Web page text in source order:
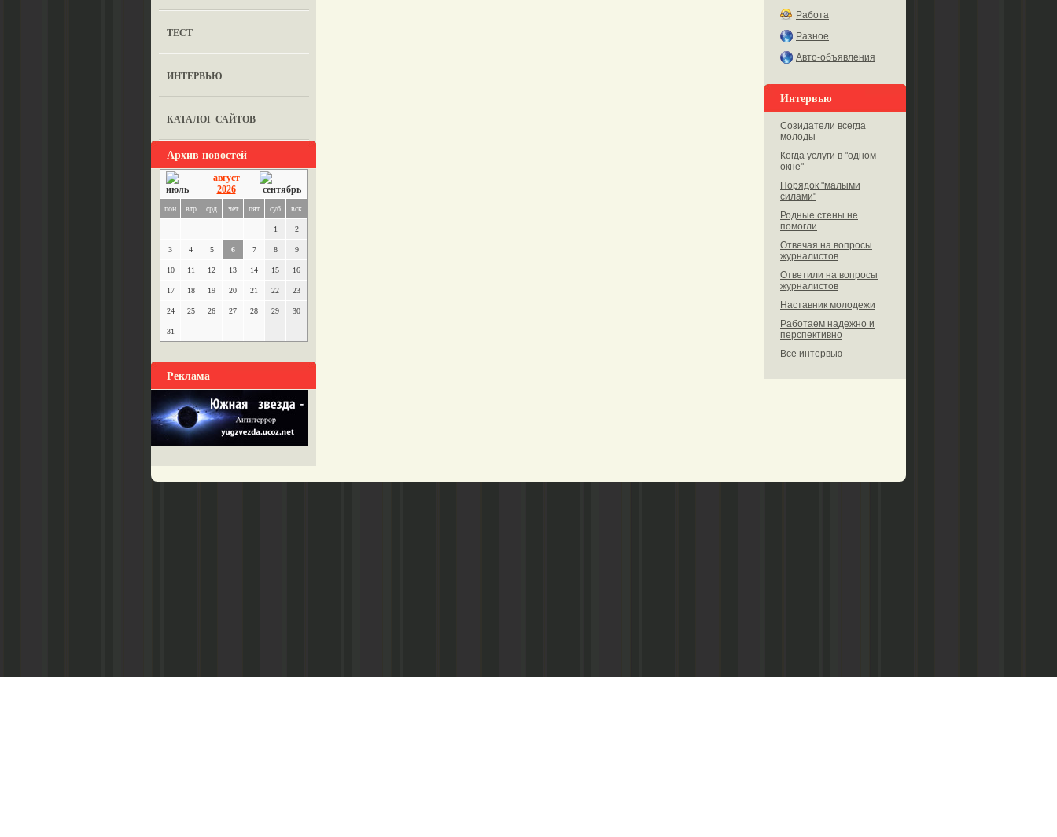
ТЕСТ
ИНТЕРВЬЮ
КАТАЛОГ САЙТОВ
Архив новостей
август
2026
пон втр срд чет пят суб вск
1 2
3 4 5 6 7 8 9
10 11 12 13 14 15 16
17 18 19 20 21 22 23
24 25 26 27 28 29 30
31
Реклама
Работа
Разное
Авто-объявления
Интервью
Созидатели всегда
молоды
Когда услуги в "одном
окне"
Порядок "малыми
силами"
Родные стены не
помогли
Отвечая на вопросы
журналистов
Ответили на вопросы
журналистов
Наставник молодежи
Работаем надежно и
перспективно
Все интервью